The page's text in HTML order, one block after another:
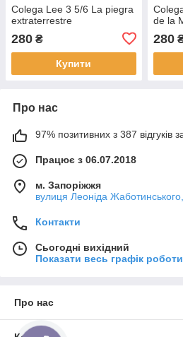
Colega Lee 3 5/6 La piegra
extraterrestre
280 ₴
Купити
de la
280
Про нас
97% позитивних з 387 відгуків
Працює з 06.07.2018
м. Запоріжжя
вулиця Леоніда
Контакти
Сьогодні вихідний
Показати весь графік роботи
Про нас